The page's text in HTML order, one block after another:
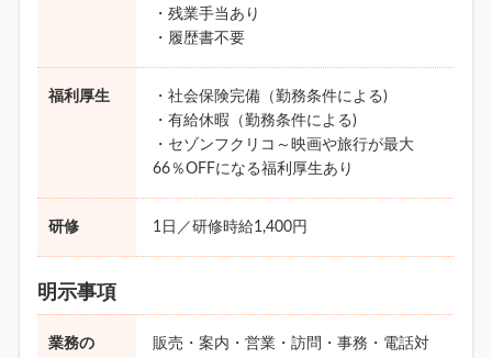
・残業手当あり
・履歴書不要
福利厚生
・社会保険完備（勤務条件による)
・有給休暇（勤務条件による)
・セゾンフクリコ～映画や旅行が最大
66％OFFになる福利厚生あり
研修 1日／研修時給1,400円
明示事項
業務の
販売・案内・営業・訪問・事務・電話対